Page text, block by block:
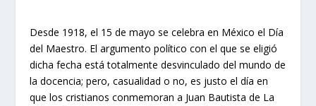
Desde 1918, el 15 de mayo se celebra en México el Día
del Maestro. El argumento político con el que se eligió
dicha fecha está totalmente desvinculado del mundo de
la docencia; pero, casualidad o no, es justo el día en
que los cristianos conmemoran a Juan Bautista de La